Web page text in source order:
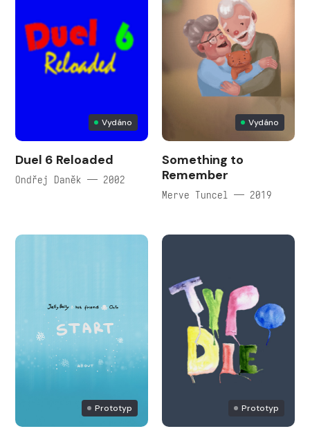
Vydáno
Duel 6 Reloaded
Ondřej Daněk — 2002
Vydáno
Something to
Remember
Merve Tuncel — 2019
Prototyp Prototyp